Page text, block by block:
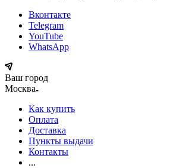
Вконтакте
Telegram
YouTube
WhatsApp
Ваш город
Москва
Как купить
Оплата
Доставка
Пункты выдачи
Контакты
...